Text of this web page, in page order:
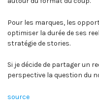
Pour les marques, les
optimiser la durée de ses
stratégie de stories.
Si je décide de partager un
perspective la question du
source